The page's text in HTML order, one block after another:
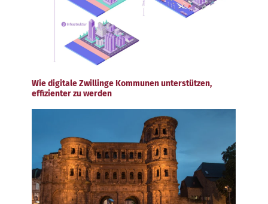
Wie digitale Zwillinge Kommunen unterstützen,
effizienter zu werden